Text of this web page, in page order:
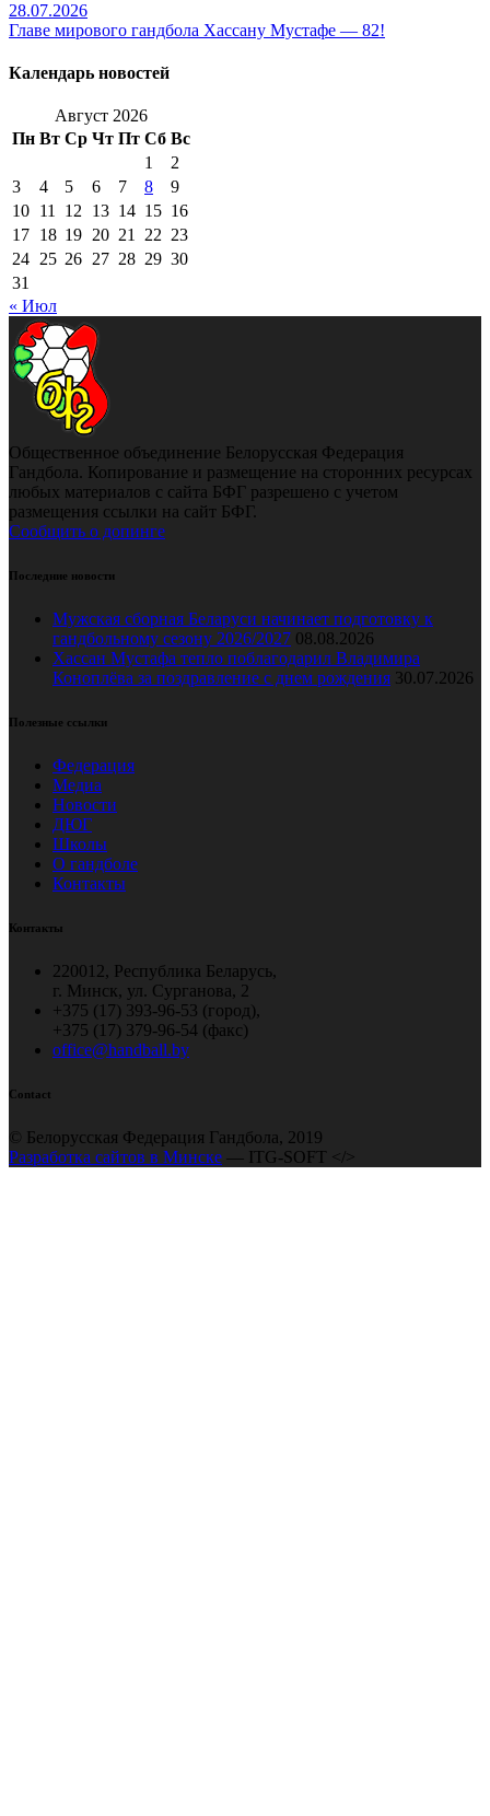
28.07.2026
Главе мирового гандбола Хассану Мустафе — 82!
Календарь новостей
Август 2026
Пн Вт Ср Чт Пт Сб Вс
1
2
3
4 5 6 7 8
9
10 11 12 13 14 15 16
17 18 19 20 21 22 23
24 25 26 27 28 29 30
31
« Июл
Общественное объединение Белорусская Федерация
Гандбола. Копирование и размещение на сторонних ресурсах
любых материалов с сайта БФГ разрешено с учетом
размещения ссылки на сайт БФГ.
Сообщить о допинге
Последние новости
Мужская сборная Беларуси начинает подготовку к
гандбольному сезону 2026/2027 08.08.2026
Хассан Мустафа тепло поблагодарил Владимира
Коноплёва за поздравление с днем рождения 30.07.2026
Полезные ссылки
Федерация
Медиа
Новости
ДЮГ
Школы
О гандболе
Контакты
Контакты
220012, Республика Беларусь,
г. Минск, ул. Сурганова, 2
+375 (17) 393-96-53 (город),
+375 (17) 379-96-54 (факс)
office@handball.by
Contact
© Белорусская Федерация Гандбола, 2019
Разработка сайтов в Минске — ITG-SOFT </>